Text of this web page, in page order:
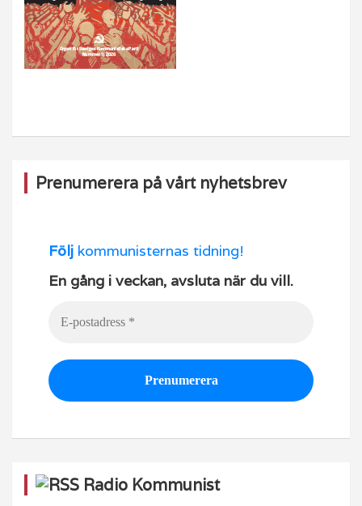
Prenumerera på vårt nyhetsbrev
Följ kommunisternas tidning!
En gång i veckan, avsluta när du vill.
Radio Kommunist